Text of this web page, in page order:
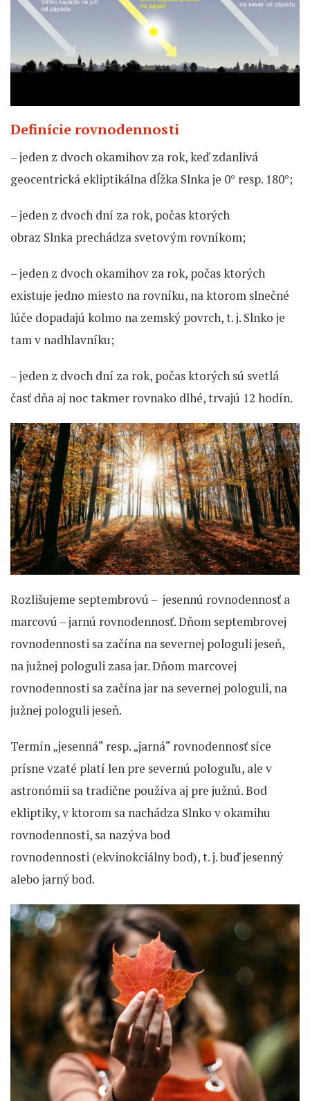
Definície rovnodennosti
– jeden z dvoch okamihov za rok, keď zdanlivá
geocentrická ekliptikálna dĺžka Slnka je 0° resp. 180°;
– jeden z dvoch dní za rok, počas ktorých
obraz Slnka prechádza svetovým rovníkom;
– jeden z dvoch okamihov za rok, počas ktorých
existuje jedno miesto na rovníku, na ktorom slnečné
lúče dopadajú kolmo na zemský povrch, t. j. Slnko je
tam v nadhlavníku;
– jeden z dvoch dní za rok, počas ktorých sú svetlá
časť dňa aj noc takmer rovnako dlhé, trvajú 12 hodín.
Rozlišujeme septembrovú – jesennú rovnodennosť a
marcovú – jarnú rovnodennosť. Dňom septembrovej
rovnodennosti sa začína na severnej pologuli jeseň,
na južnej pologuli zasa jar. Dňom marcovej
rovnodennosti sa začína jar na severnej pologuli, na
južnej pologuli jeseň.
Termín „jesenná“ resp. „jarná“ rovnodennosť síce
prísne vzaté platí len pre severnú pologuľu, ale v
astronómii sa tradične používa aj pre južnú. Bod
ekliptiky, v ktorom sa nachádza Slnko v okamihu
rovnodennosti, sa nazýva bod
rovnodennosti (ekvinokciálny bod), t. j. buď jesenný
alebo jarný bod.